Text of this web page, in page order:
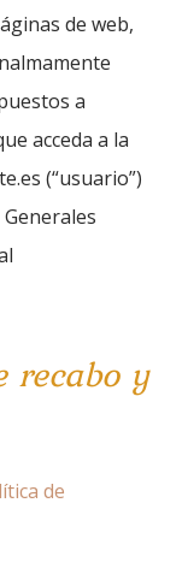
de web,
a
acceda a la
(“usuario”)
recabo y
de